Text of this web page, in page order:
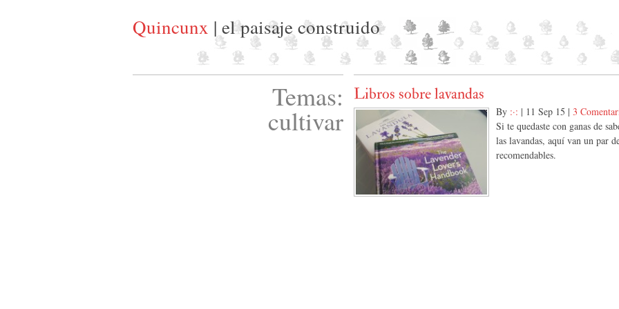
Quincunx | el paisaje construido
Temas:
cultivar
Libros sobre lavandas
By :·: | 11 Sep 15 | 3
Si te quedaste con ganas de
las lavandas, aquí van un par
recomendables.